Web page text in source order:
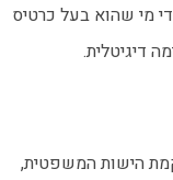
מי שהוא בעל כרטיס
דיגיטלית.
הישות המשפטית,